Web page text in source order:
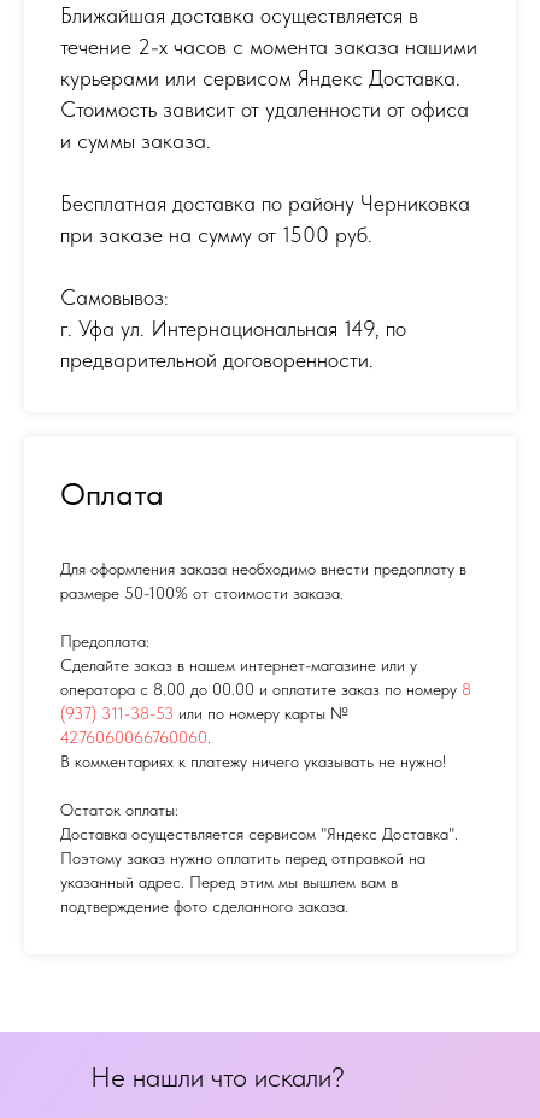
Ближайшая доставка осуществляется в
течение 2-х часов с момента заказа нашими
курьерами или сервисом Яндекс Доставка.
Стоимость зависит от удаленности от офиса
и суммы заказа.
Бесплатная доставка по району Черниковка
при заказе на сумму от 1500 руб.
Самовывоз:
г. Уфа ул. Интернациональная 149, по
предварительной договоренности.
Оплата
Для оформления заказа необходимо внести предоплату в
размере 50-100% от стоимости заказа.
Предоплата:
Сделайте заказ в нашем интернет-магазине или у
оператора с 8.00 до 00.00 и оплатите заказ по номеру 8
(937) 311-38-53 или по номеру карты №
4276060066760060
В комментариях к платежу ничего указывать не нужно!
Остаток оплаты:
Доставка осуществляется сервисом "Яндекс Доставка".
Поэтому заказ нужно оплатить перед отправкой на
указанный адрес. Перед этим мы вышлем вам в
подтверждение фото сделанного заказа.
Не нашли что искали?